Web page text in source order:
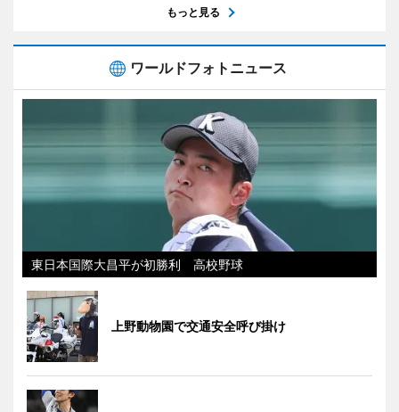
もっと見る
ワールドフォトニュース
東日本国際大昌平が初勝利 高校野球
上野動物園で交通安全呼び掛け